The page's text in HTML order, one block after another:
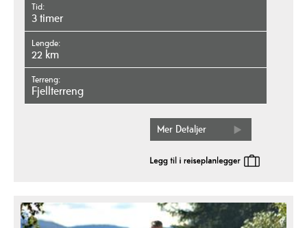
Tid
3 timer
Lengde
22 km
Terreng
fjellterreng
Mer Detaljer